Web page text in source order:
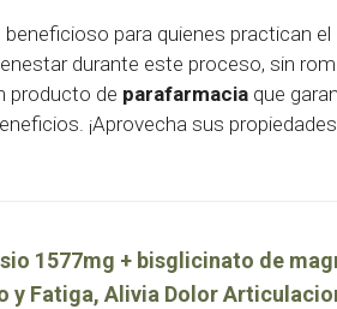
para quienes practican el
durante este proceso, sin
producto de parafarmacia que
¡Aprovecha sus
1577mg + bisglicinato de
y Fatiga, Alivia Dolor